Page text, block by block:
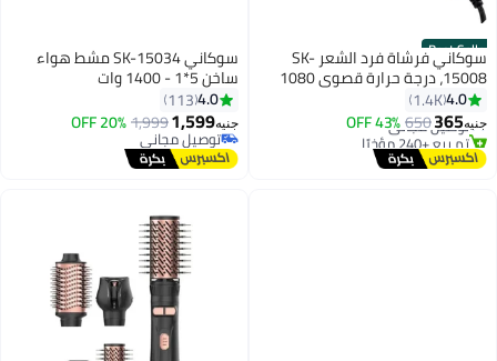
Best Seller سوكاني فرشاة فرد الشعر SK-
15008، درجة حرارة قصوى 1080
فهرنهايت، مزودة بنظام ذاكرة
حرارية ذكي وتسخين سريع
4.0
1.4K
جنيه365
650
43% OFF
#3 في فرشاة فرد الشعر
أقل سعر في 30 يوم
توصيل مجاني
تم بيع +240 مؤخرًا
#3 في فرشاة فرد الشعر
سوكاني SK-15034 مشط هواء
ساخن 5*1 - 1400 وات
4.0
113
جنيه1,599
1,999
20% OFF
توصيل مجاني
توصيل مجاني